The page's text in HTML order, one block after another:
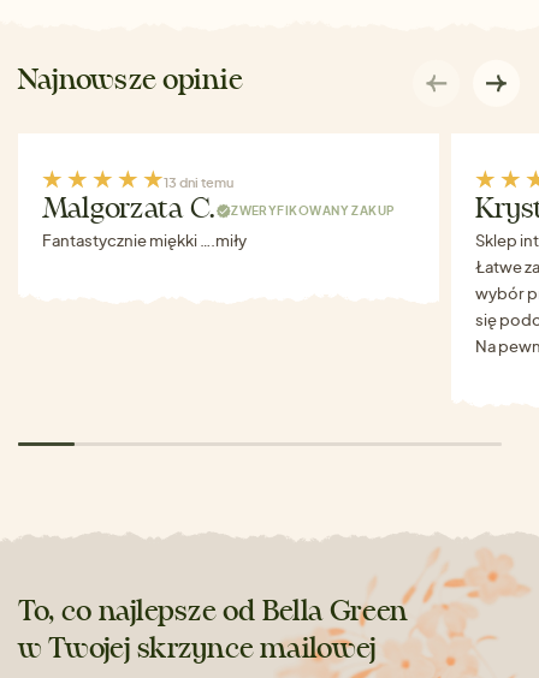
Najnowsze opinie
13 dni temu
Malgorzata C. ZWERYFIKOWANY ZAKUP
Fantastycznie miękki ….miły
Sklep
Łatwe
wybór
się
Na
To, co najlepsze od Bella Green
w Twojej skrzynce mailowej